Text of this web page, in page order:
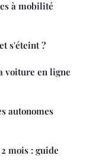
à mobilité
s'éteint ?
voiture en ligne
autonomes
mois : guide